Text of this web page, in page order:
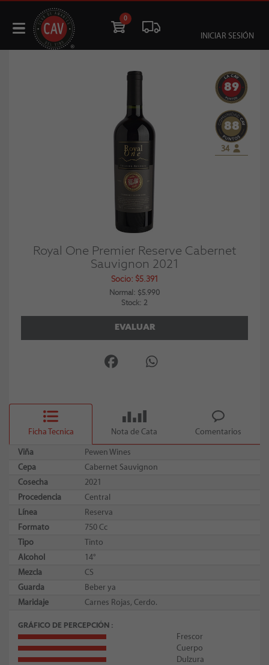
0
INICIAR SESIÓN
89
88
34
Royal One Premier Reserve Cabernet
Sauvignon 2021
Socio: $5.391
Normal: $5.990
Stock: 2
EVALUAR
Ficha Tecnica Nota de Cata Comentarios
Viña
Pewen Wines
Cepa
Cabernet Sauvignon
Cosecha
2021
Procedencia
Central
Línea
Reserva
Formato
750 Cc
Tipo
Tinto
Alcohol
14°
Mezcla
CS
Guarda
Beber ya
Maridaje
Carnes Rojas, Cerdo.
GRÁFICO DE PERCEPCIÓN
Frescor
Cuerpo
Dulzura